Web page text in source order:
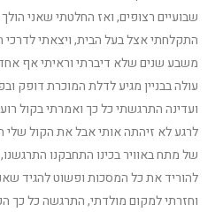
שבועיים רצופים, ואז החלטתי שאני
התקלחתי אצל בעל הבית, ויצאתי לדרכי
משבע שנים שלא דיברתי וראיתי אף
עולה בבניין מגיע לדלת המוכרת דופק
ועדינה התרגשתי כל כך ואמרתי בקול
לרגע לא זיהתה אותי אבל את הקול שלי
של מתח באוויר בכינו התחבקנו
להוריד את כל המסכות ופשוט להגיד
וחזרתי למקום מולדתי, התרגשה כל כך